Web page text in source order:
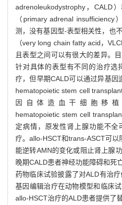
adrenoleukodystrophy，CALD
（primary adrenal
测，没有基因型-表型相关性，也
（very long chain fatty acid，
且表型之间可以有很大的差异。
针对具体的表型有不同的治疗选
疗，但早期CALD可以通过异基
hematopoietic stem cell
因自体造血干细胞移植（
hematopoietic stem cell
定病情，原发性肾上腺功能不全
疗。allo-HSCT和trans-ASCT可以
能逆转AMN的变化或阻止肾上腺
晚期CALD患者神经功能障碍和死
药物临床试验披露了对ALD有治
基因编辑治疗在动物模型和临床
allo-HSCT治疗的ALD患者提供了